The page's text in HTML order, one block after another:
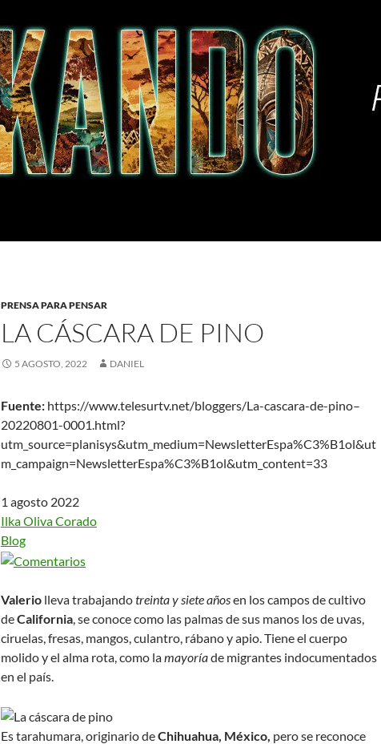
PRENSA PARA PENSAR
LA CÁSCARA DE PINO
5 AGOSTO, 2022 DANIEL
Fuente: https://www.telesurtv.net/bloggers/La-cascara-de-pino–
20220801-0001.html?
utm_source=planisys&utm_medium=NewsletterEspa%C3%B1ol&ut
m_campaign=NewsletterEspa%C3%B1ol&utm_content=33
1 agosto 2022
Ilka Oliva Corado
Blog
Valerio lleva trabajandotreinta y siete añosen los campos de cultivo
deCalifornia, se conoce como las palmas de sus manos los de uvas,
ciruelas, fresas, mangos, culantro, rábano y apio. Tiene el cuerpo
molido y el alma rota, como lamayoríade migrantes indocumentados
en el país.
Es tarahumara, originario deChihuahua, México, pero se reconoce